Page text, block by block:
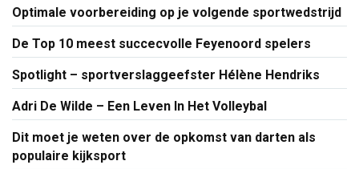
Optimale voorbereiding op je volgende sportwedstrijd
De Top 10 meest succecvolle Feyenoord spelers
Spotlight – sportverslaggeefster Hélène Hendriks
Adri De Wilde – Een Leven In Het Volleybal
Dit moet je weten over de opkomst van darten als
populaire kijksport